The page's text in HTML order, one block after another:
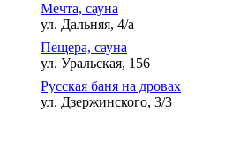
Мечта, сауна
ул. Дальняя, 4/а
Пещера, сауна
ул. Уральская, 156
Русская баня на дровах
ул. Дзержинского, 3/3